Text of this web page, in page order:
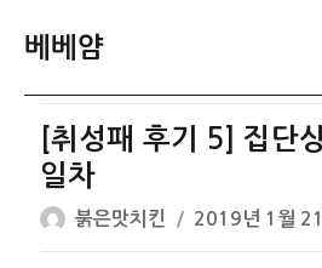
베베얌
[취성패 후기 5] 집단
일차
글
쓴
붉은맛치킨
작
성
2019년 1월